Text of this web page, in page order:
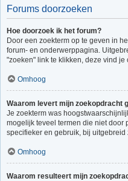
Forums doorzoeken
Hoe doorzoek ik het forum?
Door een zoekterm op te geven in
forum- en onderwerppagina.
"zoeken" link te klikken, deze vind
Omhoog
Waarom levert mijn zoekopdracht
Je zoekterm was
mogelijk teveel termen die niet door
specifieker en gebruik, bij
Omhoog
Waarom resulteert mijn